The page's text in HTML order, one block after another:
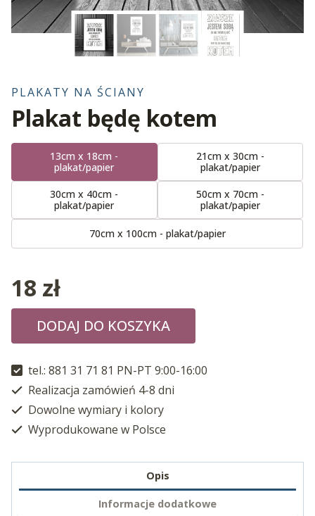
PLAKATY NA ŚCIANY
Plakat będę kotem
13cm x 18cm -
plakat/papier
21cm x 30cm -
plakat/papier
30cm x 40cm -
plakat/papier
50cm x 70cm -
plakat/papier
70cm x 100cm - plakat/papier
18 zł
DODAJ DO KOSZYKA
tel.: 881 31 71 81 PN-PT 9:00-16:00
Realizacja zamówień 4-8 dni
Dowolne wymiary i kolory
Wyprodukowane w Polsce
Opis
Informacje dodatkowe